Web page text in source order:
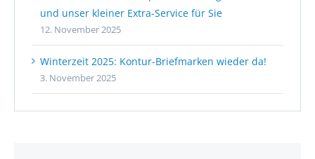
und unser kleiner Extra-Service für Sie
12. November 2025
Winterzeit 2025: Kontur-Briefmarken wieder da!
3. November 2025